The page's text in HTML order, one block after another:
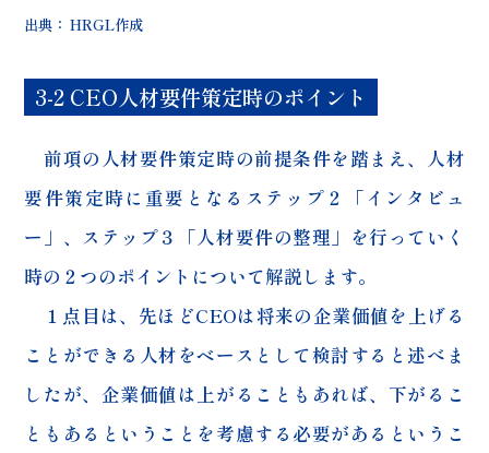
出典： HRGL作成
3-2 CEO人材要件策定時のポイント
前項の人材要件策定時の前提条件を踏まえ、人材
要件策定時に重要となるステップ２「インタビュ
ー」、ステップ３「人材要件の整理」を行っていく
時の２つのポイントについて解説します。
１点目は、先ほどCEOは将来の企業価値を上げる
ことができる人材をベースとして検討すると述べま
したが、企業価値は上がることもあれば、下がるこ
ともあるということを考慮する必要があるというこ